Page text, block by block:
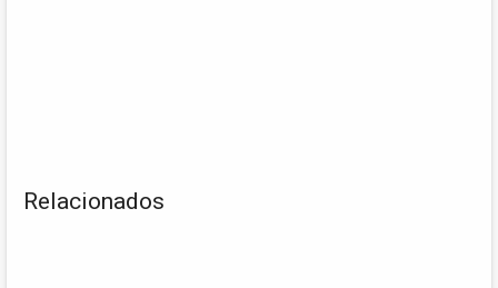
Relacionados